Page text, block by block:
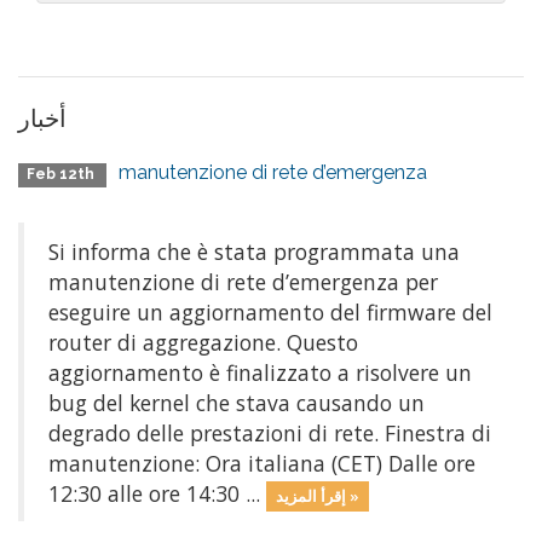
أخبار
Feb 12th manutenzione di rete d’emergenza
Si informa che è stata programmata una
manutenzione di rete d’emergenza per
eseguire un aggiornamento del firmware del
router di aggregazione. Questo
aggiornamento è finalizzato a risolvere un
bug del kernel che stava causando un
degrado delle prestazioni di rete. Finestra di
manutenzione: Ora italiana (CET) Dalle ore
12:30 alle ore 14:30 ...
إقرأ المزيد »